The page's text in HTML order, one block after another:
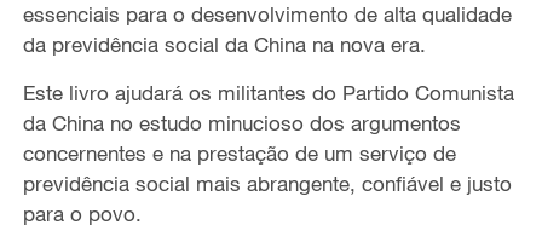
essenciais para o desenvolvimento de alta qualidade
da previdência social da China na nova era.
Este livro ajudará os militantes do Partido Comunista
da China no estudo minucioso dos argumentos
concernentes e na prestação de um serviço de
previdência social mais abrangente, confiável e justo
para o povo.